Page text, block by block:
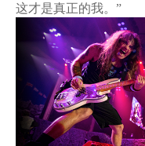
这才是真正的我。”